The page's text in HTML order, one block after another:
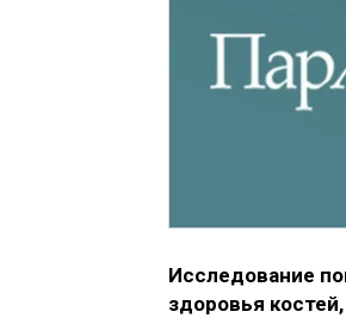
Исследование
здоровья